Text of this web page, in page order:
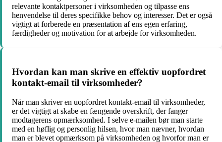
relevante kontaktpersoner i virksomheden og tilpasse ens
henvendelse til deres specifikke behov og interesser. Det er også
vigtigt at forberede en præsentation af ens egen erfaring,
færdigheder og motivation for at arbejde for virksomheden.
Hvordan kan man skrive en effektiv uopfordret
kontakt-email til virksomheder?
Når man skriver en uopfordret kontakt-email til virksomheder,
er det vigtigt at skabe en fængende overskrift, der fanger
modtagerens opmærksomhed. I selve e-mailen bør man starte
med en høflig og personlig hilsen, hvor man nævner, hvordan
man er blevet opmærksom på virksomheden og hvorfor man er